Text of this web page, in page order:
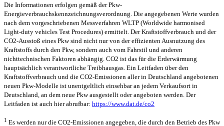
Die Informationen erfolgen gemäß der Pkw-
Energieverbrauchskennzeichnungsverordnung. Die angegebenen Werte wurden
nach dem vorgeschriebenen Messverfahren WLTP (Worldwide harmonised
Light-duty vehicles Test Procedures) ermittelt. Der Kraftstoffverbrauch und der
CO2-Ausstoß eines Pkw sind nicht nur von der effizienten Ausnutzung des
Kraftstoffs durch den Pkw, sondern auch vom Fahrstil und anderen
nichttechnischen Faktoren abhängig. CO2 ist das für die Erderwärmung
hauptsächlich verantwortliche Treibhausgas. Ein Leitfaden über den
Kraftstoffverbrauch und die CO2-Emissionen aller in Deutschland angebotenen
neuen Pkw-Modelle ist unentgeltlich einsehbar an jedem Verkaufsort in
Deutschland, an dem neue Pkw ausgestellt oder angeboten werden. Der
Leitfaden ist auch hier abrufbar: https://www.dat.de/co2
1 Es werden nur die CO2-Emissionen angegeben, die durch den Betrieb des Pkw